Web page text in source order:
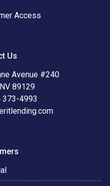
Access
Us
Avenue #240
89129
373-4993